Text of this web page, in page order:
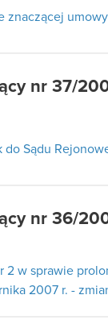
znaczącej umowy
nr 37/
do Sądu
nr 36/
2 w sprawie
2007 r. -